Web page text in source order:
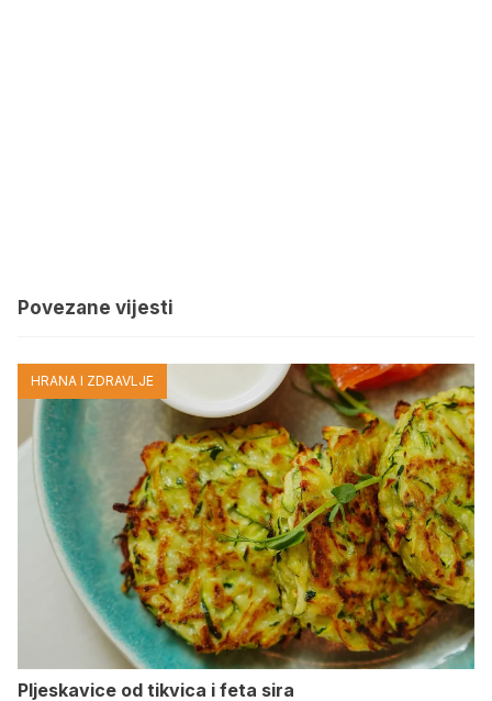
Povezane vijesti
HRANA I ZDRAVLJE
Pljeskavice od tikvica i feta sira